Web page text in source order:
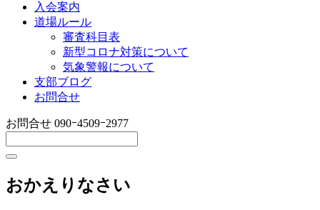
入会案内
道場ルール
審査科目表
新型コロナ対策について
気象警報について
支部ブログ
お問合せ
お問合せ 090ｰ4509ｰ2977
おかえりなさい